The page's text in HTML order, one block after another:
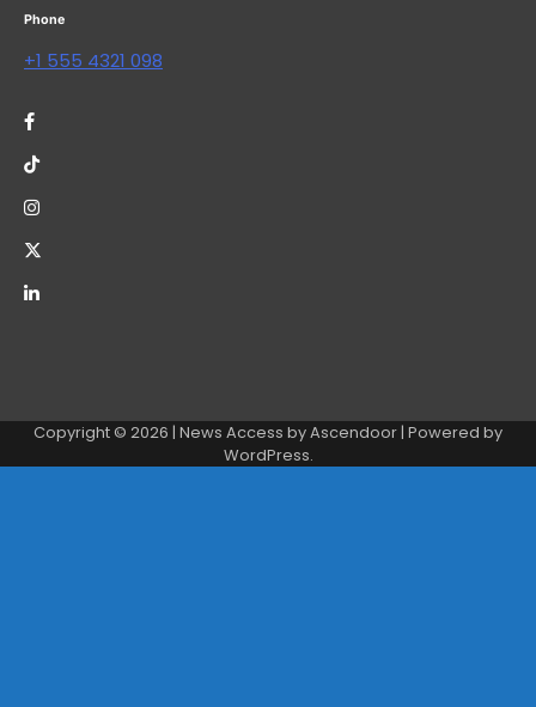
Phone
+1 555 4321 098
Copyright © 2026 | News Access byAscendoor | Powered by
WordPress.